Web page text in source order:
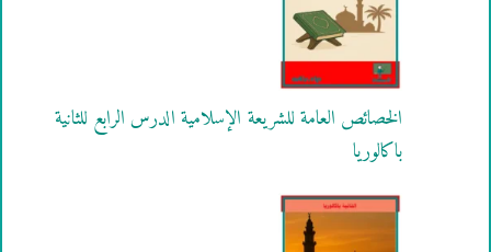
الخصائص العامة للشريعة الإسلامية الدرس الرابع للثانية
باكالوريا